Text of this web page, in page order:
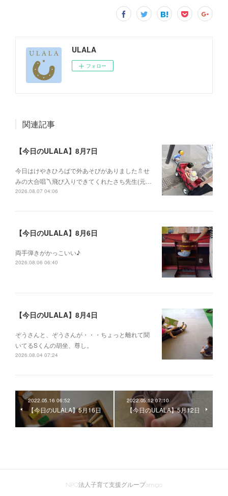
ULALA
フォロー
関連記事
【今日のULALA】8月7日
今日はけやきひろばで外あそびがありました🚿せ
みの大合唱〽飛び入りできてくれたさち先生(元…
2026.08.07 04:06
【今日のULALA】8月6日
両手弾きがかっこいい♪
2026.08.06 06:40
【今日のULALA】8月4日
ぞうさんと、ぞうさんが・・・ちょっと離れて聞
いてるSくんの胡坐、尊し。
2026.08.04 07:24
2022.05.16 06:52
【今日のULALA】5月16日
2022.05.12 07:10
【今日のULALA】5月12日
NPO法人子育て支援グループamigo